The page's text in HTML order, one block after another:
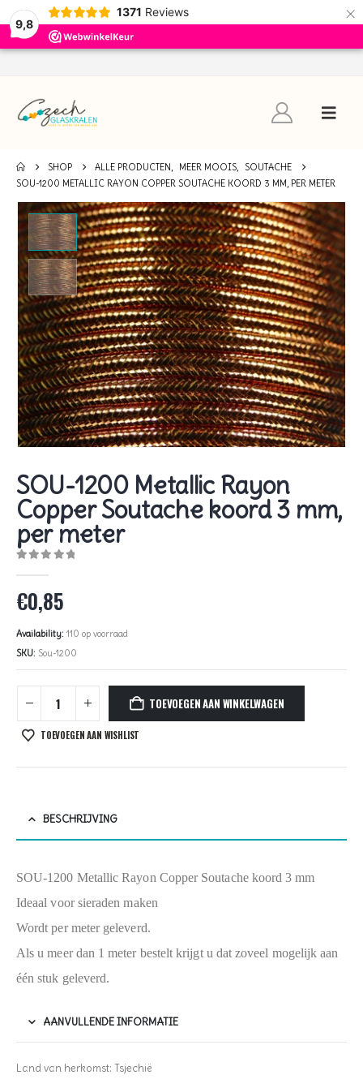
9,8
1371 Reviews ×
SHOP ALLE PRODUCTEN, MEER MOOIS, SOUTACHE
SOU-1200 METALLIC RAYON COPPER SOUTACHE KOORD 3 MM, PER METER
SOU-1200 Metallic Rayon
Copper Soutache koord 3 mm,
per meter
€0,85
Availability: 110 op voorraad
SKU: Sou-1200
TOEVOEGEN AAN WINKELWAGEN
TOEVOEGEN AAN WISHLIST
BESCHRIJVING
SOU-1200 Metallic Rayon Copper Soutache koord 3 mm
Ideaal voor sieraden maken
Wordt per meter geleverd.
Als u meer dan 1 meter bestelt krijgt u dat zoveel mogelijk aan
één stuk geleverd.
AANVULLENDE INFORMATIE
Land van herkomst: Tsjechië